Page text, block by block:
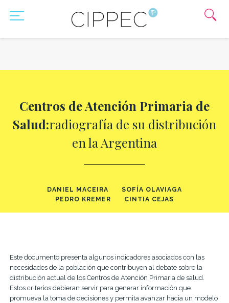
Centros de Atención Primaria de
Salud:radiografía de su distribución
en la Argentina
DANIEL MACEIRA
SOFÍA OLAVIAGA
PEDRO KREMER
CINTIA CEJAS
Este documento presenta algunos indicadores asociados con las
necesidades de la población que contribuyen al debate sobre la
distribución actual de los Centros de Atención Primaria de salud.
Estos criterios debieran servir para generar información que
promueva la toma de decisiones y permita avanzar hacia un modelo